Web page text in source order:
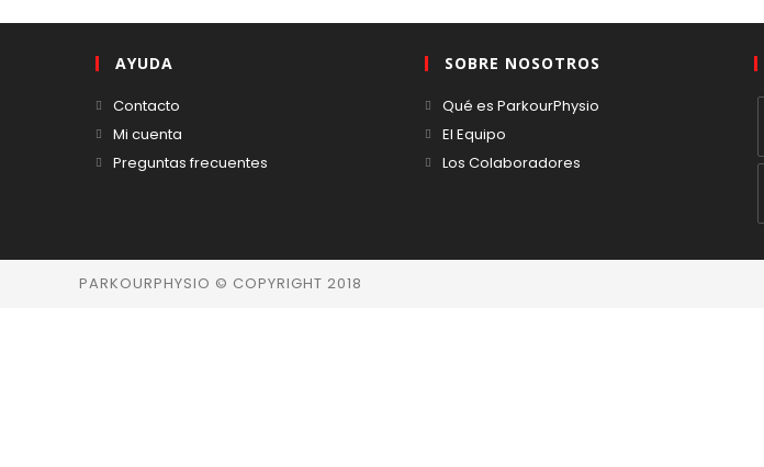
AYUDA
Contacto
Mi cuenta
Preguntas frecuentes
SOBRE NOSOTROS
Qué es ParkourPhysio
El Equipo
Los Colaboradores
PARKOURPHYSIO © COPYRIGHT 2018